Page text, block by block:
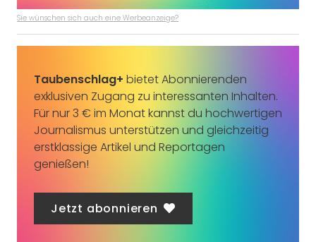
Sie wünschen sich auch eine Werbeanzeige?
Taubenschlag+ bietet Abonnierenden
exklusiven Zugang zu interessanten Inhalten.
Für nur 3 € im Monat kannst du hochwertigen
Journalismus unterstützen und gleichzeitig
erstklassige Artikel und Reportagen
genießen!
Jetzt abonnieren